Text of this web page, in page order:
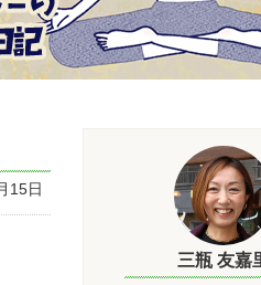
15日
三瓶 友嘉